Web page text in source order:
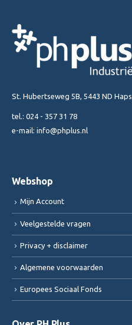
St. Hubertseweg 5B, 5443 ND Haps
tel.: 024 - 357 31 78
e-mail: info@phplus.nl
Webshop
Mijn Account
Veelgestelde vragen
Privacy + disclaimer
Algemene voorwaarden
Europees Sociaal Fonds